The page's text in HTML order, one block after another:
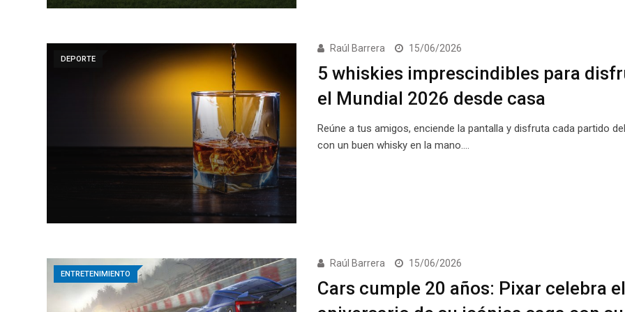
DEPORTE
Raúl Barrera 15/06/2026
5 whiskies imprescindibles para
el Mundial 2026 desde casa
Reúne a tus amigos, enciende la pantalla y disfruta cada partido
con un buen whisky en la mano.…
ENTRETENIMIENTO
Raúl Barrera 15/06/2026
Cars cumple 20 años: Pixar celebra el